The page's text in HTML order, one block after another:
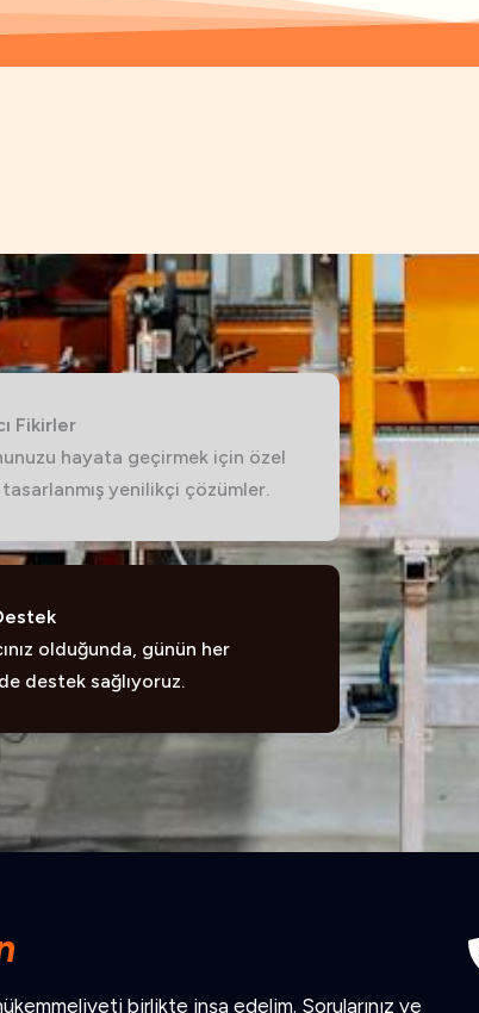
Fikirler
hayata geçirmek için özel
yenilikçi çözümler.
olduğunda, günün her
destek sağlıyoruz.
birlikte inşa edelim. Sorularınız ve